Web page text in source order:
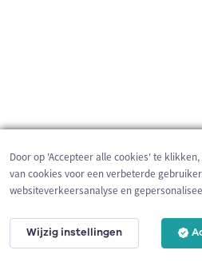
200 m
Door op 'Accepteer alle cookies' te
van cookies voor een verbeterde
websiteverkeersanalyse en
Wijzig instellingen